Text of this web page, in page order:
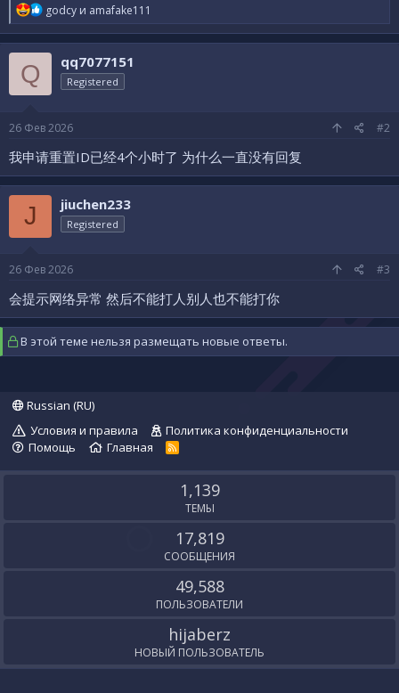
Р
е
а
к
и
godcy и amafake111
Q qq7077151
Registered
26 Фев 2026 #2
我申请重置ID已经4个小时了 为什么一直没有回复
J jiuchen233
Registered
26 Фев 2026 #3
会提示网络异常 然后不能打人别人也不能打你
В этой теме нельзя размещать новые ответы.
Russian (RU)
Условия и правила
Политика конфиденциальности
Помощь
Главная
R
S
1,139
ТЕМЫ
17,819
СООБЩЕНИЯ
49,588
ПОЛЬЗОВАТЕЛИ
hijaberz
НОВЫЙ ПОЛЬЗОВАТЕЛЬ